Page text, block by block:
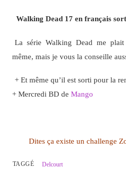
Walking Dead 17 en français
La série Walking Dead me
même, mais je vous la conseille
+ Et même qu’il est sorti pour la
+ Mercredi BD de Mango
Dites ça existe un challenge
TAGGÉ Delcourt